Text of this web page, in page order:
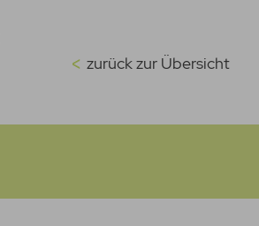
zurück zur Übersicht